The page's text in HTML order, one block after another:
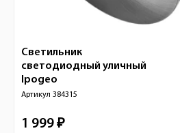
Светильник
светодиодный уличный
Ipogeo
Артикул 384315
1 999 ₽